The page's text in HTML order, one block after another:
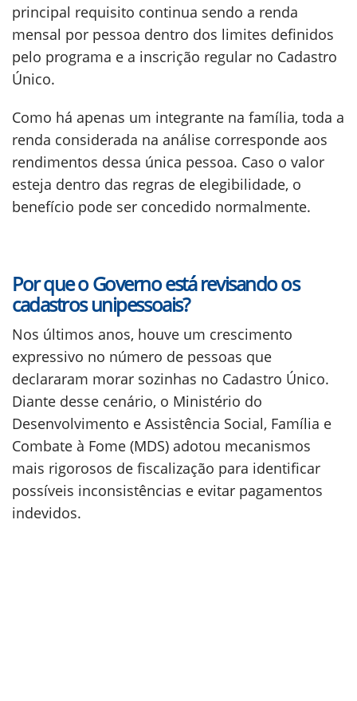
principal requisito continua sendo a renda
mensal por pessoa dentro dos limites definidos
pelo programa e a inscrição regular no Cadastro
Único.
Como há apenas um integrante na família, toda a
renda considerada na análise corresponde aos
rendimentos dessa única pessoa. Caso o valor
esteja dentro das regras de elegibilidade, o
benefício pode ser concedido normalmente.
Por que o Governo está revisando os
cadastros unipessoais?
Nos últimos anos, houve um crescimento
expressivo no número de pessoas que
declararam morar sozinhas no Cadastro Único.
Diante desse cenário, o Ministério do
Desenvolvimento e Assistência Social, Família e
Combate à Fome (MDS) adotou mecanismos
mais rigorosos de fiscalização para identificar
possíveis inconsistências e evitar pagamentos
indevidos.